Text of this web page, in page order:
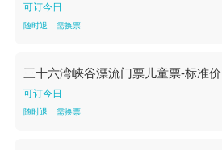
可订今日
随时退 需换票
三十六湾峡谷漂流门票儿童票-标准价
可订今日
随时退 需换票